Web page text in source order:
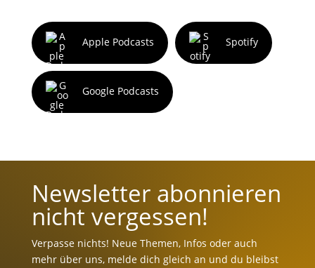
Apple Podcasts Spotify
Google Podcasts
Newsletter abonnieren
nicht vergessen!
Verpasse nichts! Neue Themen, Infos oder auch
mehr über uns, melde dich gleich an und du bleibst